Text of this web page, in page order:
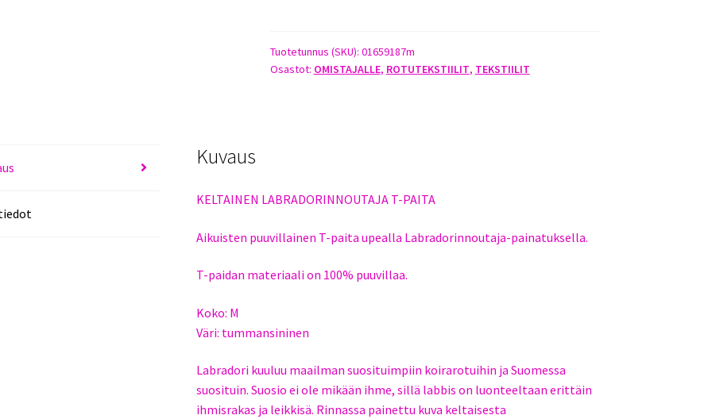
TUMMANSININEN
KOKO
Tuotetunnus (SKU): 01659187m
Osastot: OMISTAJALLE, ROTUTEKSTIILIT, TEKSTIILIT
Kuvaus
KELTAINEN LABRADORINNOUTAJA T-PAITA
Aikuisten puuvillainen T-paita upealla Labradorinnoutaja-painatuksella.
T-paidan materiaali on 100% puuvillaa.
Koko: M
Väri: tummansininen
Labradori kuuluu maailman suosituimpiin koirarotuihin ja Suomessa
suosituin. Suosio ei ole mikään ihme, sillä labbis on luonteeltaan erittäin
ihmisrakas ja leikkisä. Rinnassa painettu kuva keltaisesta